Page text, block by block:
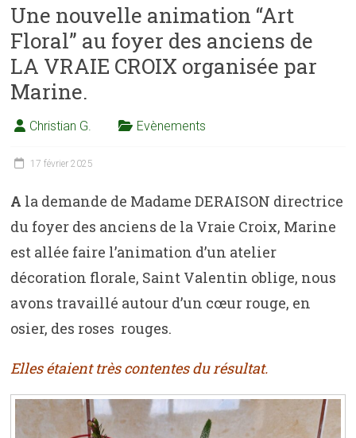
Une nouvelle animation “Art
Floral” au foyer des anciens de
LA VRAIE CROIX organisée par
Marine.
Christian G. Evènements
17 février 2025
A la demande de Madame DERAISON directrice
du foyer des anciens de la Vraie Croix, Marine
est allée faire l’animation d’un atelier
décoration florale, Saint Valentin oblige, nous
avons travaillé autour d’un cœur rouge, en
osier, des roses rouges.
Elles étaient très contentes du résultat.